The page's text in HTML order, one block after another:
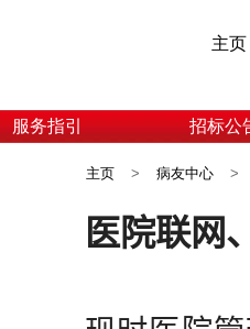
主页
服务指引 招标公
主页 > 病友中心 >